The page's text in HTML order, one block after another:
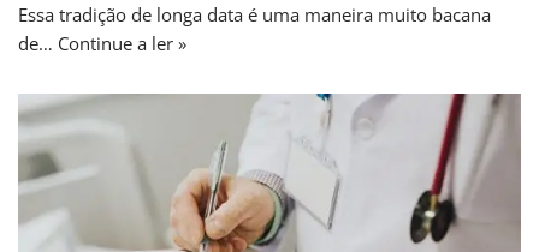
Essa tradição de longa data é uma maneira muito bacana
de… Continue a ler »